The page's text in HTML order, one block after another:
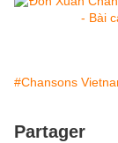
#Chansons
Partager